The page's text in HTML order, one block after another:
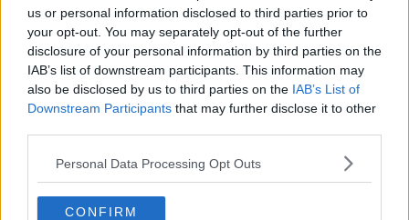
us or personal information disclosed to third parties prior to
your opt-out. You may separately opt-out of the further
disclosure of your personal information by third parties on the
IAB’s list of downstream participants. This information may
also be disclosed by us to third parties on the IAB’s List of
Downstream Participants that may further disclose it to other
Personal Data Processing Opt Outs
CONFIRM
*** Topfavoriten: Mads Pedersen, Nico Denz, Marco
Frigo
** Geheimfavoriten: Ben Turner, Bob Jungels, Victor
Campenaerts, Stefan Küng
* Außenreiser: Orluis Aular, Jasper Philipsen, Ethan
Armirail, Alec Segaert
Tipp : Nico Denz